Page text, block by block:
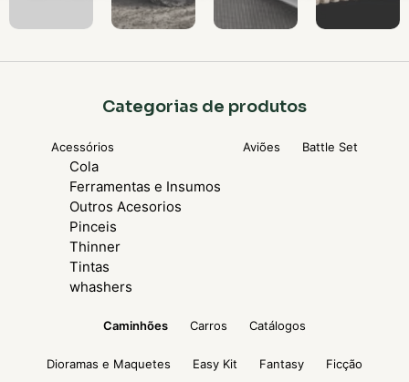
Categorias de produtos
Acessórios
Cola
Ferramentas e Insumos
Outros Acesorios
Pinceis
Thinner
Tintas
whashers
Aviões Battle Set
Caminhões Carros Catálogos
Dioramas e Maquetes Easy Kit Fantasy Ficção